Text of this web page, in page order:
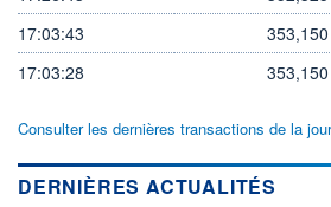
17:03:43
353,150
17:03:28
353,150
Consulter les dernières transactions de la
DERNIÈRES ACTUALITÉS